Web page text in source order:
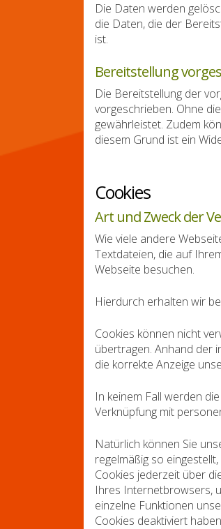
Die Daten werden
die Daten, die der
ist.
Bereitstellung
Die Bereitstellung der
vorgeschrieben. Ohne
gewährleistet. Zudem
diesem Grund ist ein
Cookies
Art und Zweck der
Wie viele andere
Textdateien, die auf
Webseite besuchen.
Hierdurch erhalten wir
Cookies können nicht
übertragen. Anhand der
die korrekte Anzeige
In keinem Fall werden
Verknüpfung mit
Natürlich können Sie
regelmäßig so
Cookies jederzeit über
Ihres Internetbrowsers,
einzelne Funktionen
Cookies deaktiviert